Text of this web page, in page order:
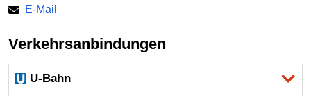
E-Mail
Verkehrsanbindungen
U-Bahn